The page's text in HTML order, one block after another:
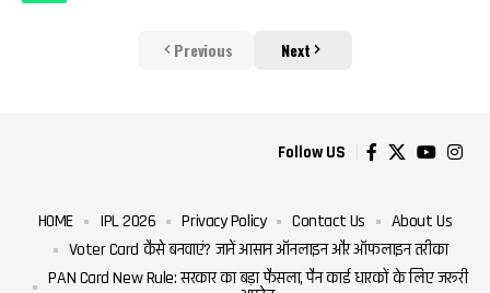
Previous Next
Follow US
HOME IPL 2026 Privacy Policy Contact Us
About Us
Voter Card कैसे बनवाएं? जानें आसान ऑनलाइन और ऑफलाइन तरीका
PAN Card New Rule: सरकार का बड़ा फैसला, पैन कार्ड धारकों के लिए जरूरी